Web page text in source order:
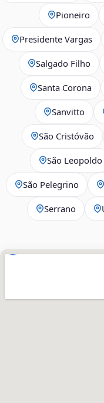
Pioneiro
Presidente Vargas
Salgado Filho
Santa Corona
Sanvitto
São Cristóvão
São Leopoldo
São Pelegrino
Serrano